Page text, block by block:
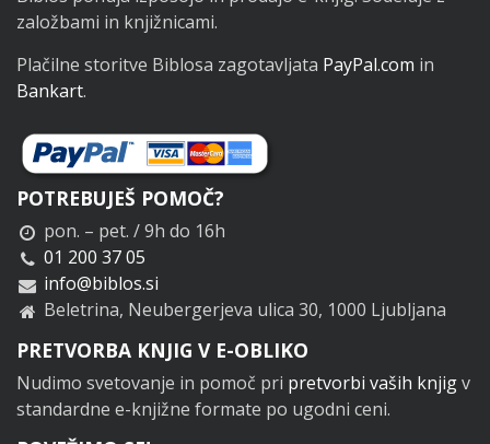
založbami in knjižnicami.
Plačilne storitve Biblosa zagotavljata PayPal.com in
Bankart.
POTREBUJEŠ POMOČ?
pon. – pet. / 9h do 16h
01 200 37 05
info@biblos.si
Beletrina, Neubergerjeva ulica 30, 1000 Ljubljana
PRETVORBA KNJIG V E-OBLIKO
Nudimo svetovanje in pomoč pri pretvorbi vaših knjigv
standardne e-knjižne formate po ugodni ceni.